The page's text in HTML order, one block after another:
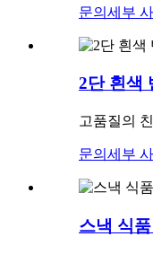
문의 세부
2단 흰색
고품질의
문의 세부
스낵 식